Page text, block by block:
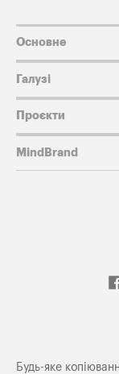
Основне
Галузі
Проєкти
MindBrand
Будь-яке